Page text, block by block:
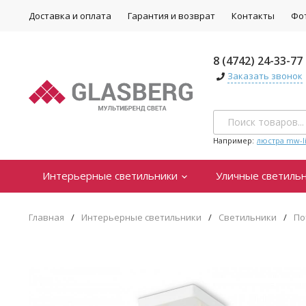
Доставка и оплата Гарантия и возврат Контакты
8 (4742) 24-33-77
Заказать звонок
Например: люстра mw-
Интерьерные светильники Уличные
Главная / Интерьерные светильники / Светильники /